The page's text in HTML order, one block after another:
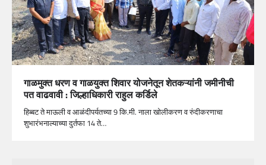
गाळमुक्त धरण व गाळयुक्त शिवार योजनेतून शेतकऱ्यांनी जमीनीची
पत वाढवावी : जिल्हाधिकारी राहुल कर्डिले
हिब्बट ते माऊली व आळंदीपर्यतच्या 9 कि.मी. नाला खोलीकरण व रुंदीकरणाचा
शुभारंभनाल्याच्या दुर्तफा 14 ते…